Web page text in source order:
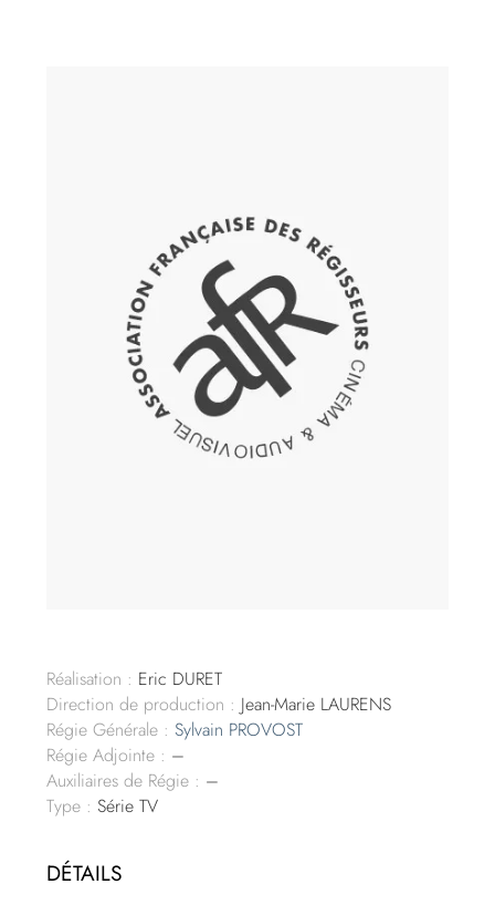
Réalisation : Eric DURET
Direction de production : Jean-Marie LAURENS
Régie Générale : Sylvain PROVOST
Régie Adjointe : –
Auxiliaires de Régie : –
Type : Série TV
DÉTAILS